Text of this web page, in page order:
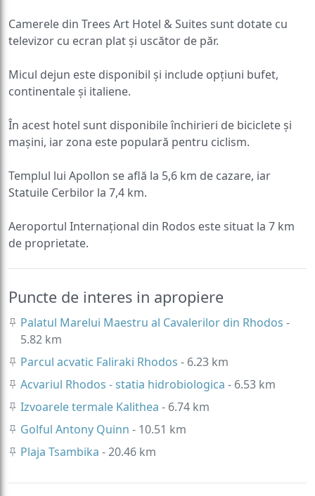
Camerele din Trees Art Hotel & Suites sunt dotate cu
televizor cu ecran plat și uscător de păr.
Micul dejun este disponibil și include opțiuni bufet,
continentale și italiene.
În acest hotel sunt disponibile închirieri de biciclete și
mașini, iar zona este populară pentru ciclism.
Templul lui Apollon se află la 5,6 km de cazare, iar
Statuile Cerbilor la 7,4 km.
Aeroportul Internațional din Rodos este situat la 7 km
de proprietate.
Puncte de interes in apropiere
Palatul Marelui Maestru al Cavalerilor din Rhodos -
5.82 km
Parcul acvatic Faliraki Rhodos - 6.23 km
Acvariul Rhodos - statia hidrobiologica - 6.53 km
Izvoarele termale Kalithea - 6.74 km
Golful Antony Quinn - 10.51 km
Plaja Tsambika - 20.46 km